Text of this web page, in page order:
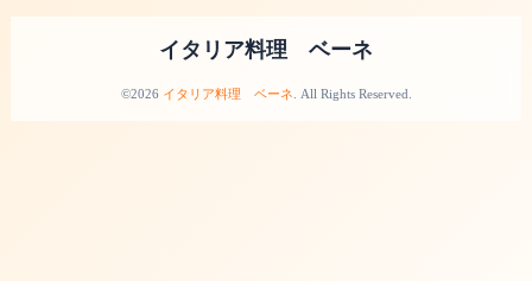
イタリア料理 ベーネ
©2026 イタリア料理 ベーネ . All Rights Reserved.